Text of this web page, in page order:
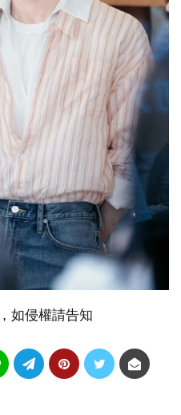
如侵權請告知